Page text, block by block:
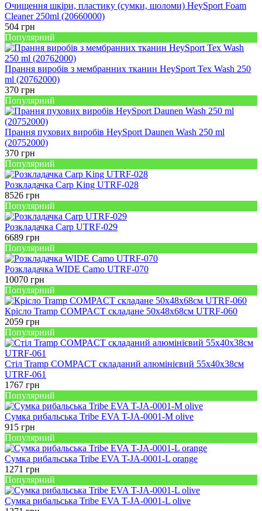
Очищення шкіри, пластику (сумки, шоломи) HeySport Foam
Cleaner 250ml (20660000)
504 грн
Популярний
Прання виробів з мембранних тканин HeySport Tex Wash 250
ml (20762000)
370 грн
Популярний
Прання пухових виробів HeySport Daunen Wash 250 ml
(20752000)
370 грн
Популярний
Розкладачка Carp King UTRF-028
8526 грн
Популярний
Розкладачка Carp UTRF-029
6689 грн
Популярний
Розкладачка WIDE Camo UTRF-070
10070 грн
Популярний
Крісло Tramp COMPACT складане 50х48х68см UTRF-060
2059 грн
Популярний
Стіл Tramp COMPACT складаний алюмінієвий 55х40х38см
UTRF-061
1767 грн
Популярний
Сумка рибальська Tribe EVA T-JA-0001-M olive
915 грн
Популярний
Сумка рибальська Tribe EVA T-JA-0001-L orange
1271 грн
Популярний
Сумка рибальська Tribe EVA T-JA-0001-L olive